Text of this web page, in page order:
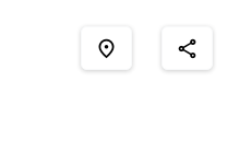
place share